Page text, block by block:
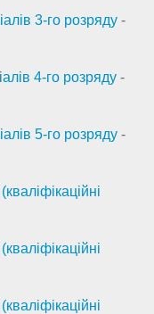
3-го розряду -
4-го розряду -
5-го розряду -
(кваліфікаційні
(кваліфікаційні
(кваліфікаційні